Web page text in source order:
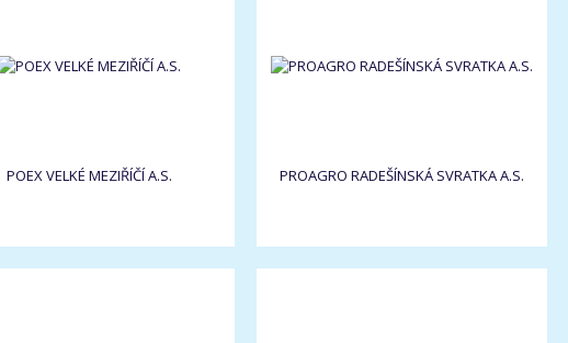
POEX VELKÉ MEZIŘÍČÍ A.S. PROAGRO RADEŠÍNSKÁ SVRATKA A.S.